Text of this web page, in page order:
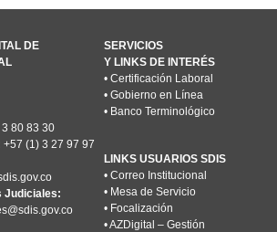
DE
80 83 30
+57 (1) 3 27 97 97
Judiciales:
SERVICIOS
Y LINKS DE INTERÉS
• Certificación Laboral
• Gobierno en Línea
• Banco Terminológico
LINKS USUARIOS SDIS
• Correo Institucional
• Mesa de Servicio
• Focalización
•AZDigital – Gestión